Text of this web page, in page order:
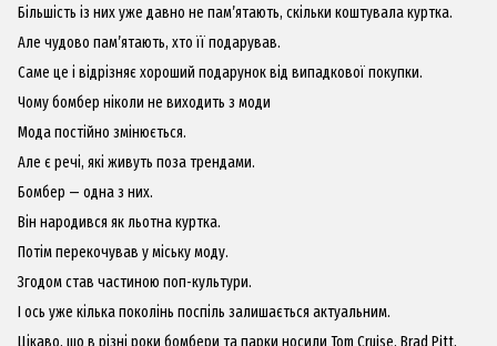
Більшість із них уже давно не пам’ятають, скільки коштувала куртка.
Але чудово пам’ятають, хто її подарував.
Саме це і відрізняє хороший подарунок від випадкової покупки.
Чому бомбер ніколи не виходить з моди
Мода постійно змінюється.
Але є речі, які живуть поза трендами.
Бомбер — одна з них.
Він народився як льотна куртка.
Потім перекочував у міську моду.
Згодом став частиною поп-культури.
І ось уже кілька поколінь поспіль залишається актуальним.
Цікаво, що в різні роки бомбери та парки носили Tom Cruise, Brad Pitt,